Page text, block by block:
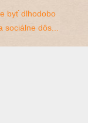
byť dlhodobo
dôs...